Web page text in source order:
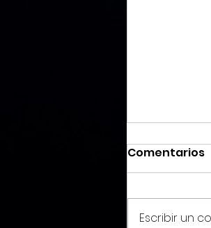
Comentarios
Escribir un